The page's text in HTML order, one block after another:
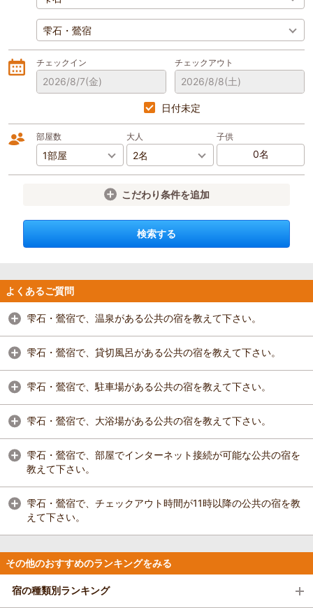
チェックイン
2026/8/7(金)
チェックアウト
2026/8/8(土)
日付未定
部屋数 大人 子供
こだわり条件を追加
検索する
よくあるご質問
雫石・鶯宿で、温泉がある公共の宿を教えて下さい。
雫石・鶯宿で、貸切風呂がある公共の宿を教えて下さい。
雫石・鶯宿で、駐車場がある公共の宿を教えて下さい。
雫石・鶯宿で、大浴場がある公共の宿を教えて下さい。
雫石・鶯宿で、部屋でインターネット接続が可能な公共の宿を
教えて下さい。
雫石・鶯宿で、チェックアウト時間が11時以降の公共の宿を教
えて下さい。
その他のおすすめのランキングをみる
宿の種類別ランキング